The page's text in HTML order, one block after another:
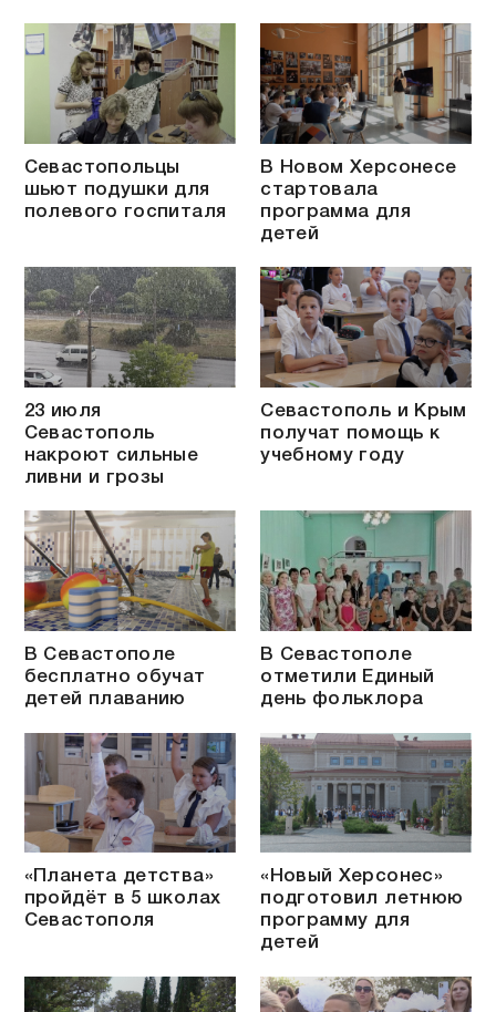
Севастопольцы
шьют подушки для
полевого госпиталя
В Новом Херсонесе
стартовала
программа для
детей
23 июля
Севастополь
накроют сильные
ливни и грозы
Севастополь и Крым
получат помощь к
учебному году
В Севастополе
бесплатно обучат
детей плаванию
В Севастополе
отметили Единый
день фольклора
«Планета детства»
пройдёт в 5 школах
Севастополя
«Новый Херсонес»
подготовил летнюю
программу для
детей